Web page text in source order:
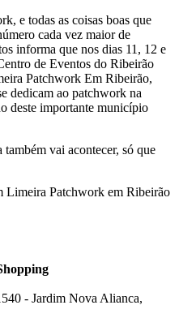
e todas as coisas boas que
cada vez maior de
informa que nos dias 11, 12 e
de Eventos do Ribeirão
Patchwork Em Ribeirão,
dedicam ao patchwork na
deste importante município
vai acontecer, só que
Limeira Patchwork em Ribeirão
- Jardim Nova Alianca,